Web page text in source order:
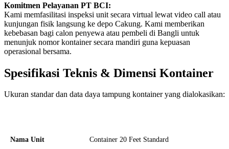
Komitmen Pelayanan PT BCI:
Kami memfasilitasi inspeksi unit secara virtual lewat video call atau
kunjungan fisik langsung ke depo Cakung. Kami memberikan
kebebasan bagi calon penyewa atau pembeli di Bangli untuk
menunjuk nomor kontainer secara mandiri guna kepuasan
operasional bersama.
Spesifikasi Teknis & Dimensi Kontainer
Ukuran standar dan data daya tampung kontainer yang dialokasikan:
Nama Unit Container 20 Feet Standard